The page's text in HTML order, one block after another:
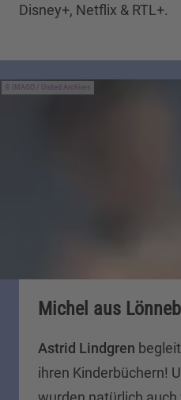
Disney+, Netflix & RTL+.
IMAGO / United Archives
Michel aus
Astrid Lindgren
ihren Kinderbüchern!